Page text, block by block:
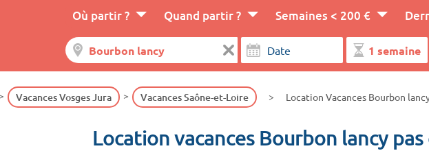
Où partir ? Quand partir ? Semaines < 200 €
Vacances Vosges Jura Vacances Saône-et-Loire Location Vacances Bourbon
Location vacances Bourbon lancy pas